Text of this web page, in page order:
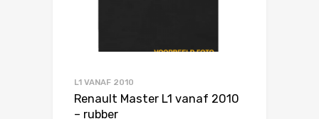
L1 VANAF 2010
Renault Master L1 vanaf 2010
– rubber